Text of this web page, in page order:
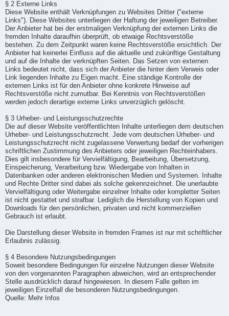
§ 2 Externe Links
Diese Website enthält Verknüpfungen zu Websites Dritter ("externe
Links"). Diese Websites unterliegen der Haftung der jeweiligen Betreiber.
Der Anbieter hat bei der erstmaligen Verknüpfung der externen Links die
fremden Inhalte daraufhin überprüft, ob etwaige Rechtsverstöße
bestehen. Zu dem Zeitpunkt waren keine Rechtsverstöße ersichtlich. Der
Anbieter hat keinerlei Einfluss auf die aktuelle und zukünftige Gestaltung
und auf die Inhalte der verknüpften Seiten. Das Setzen von externen
Links bedeutet nicht, dass sich der Anbieter die hinter dem Verweis oder
Link liegenden Inhalte zu Eigen macht. Eine ständige Kontrolle der
externen Links ist für den Anbieter ohne konkrete Hinweise auf
Rechtsverstöße nicht zumutbar. Bei Kenntnis von Rechtsverstößen
werden jedoch derartige externe Links unverzüglich gelöscht.
§ 3 Urheber- und Leistungsschutzrechte
Die auf dieser Website veröffentlichten Inhalte unterliegen dem deutschen
Urheber- und Leistungsschutzrecht. Jede vom deutschen Urheber- und
Leistungsschutzrecht nicht zugelassene Verwertung bedarf der vorherigen
schriftlichen Zustimmung des Anbieters oder jeweiligen Rechteinhabers.
Dies gilt insbesondere für Vervielfältigung, Bearbeitung, Übersetzung,
Einspeicherung, Verarbeitung bzw. Wiedergabe von Inhalten in
Datenbanken oder anderen elektronischen Medien und Systemen. Inhalte
und Rechte Dritter sind dabei als solche gekennzeichnet. Die unerlaubte
Vervielfältigung oder Weitergabe einzelner Inhalte oder kompletter Seiten
ist nicht gestattet und strafbar. Lediglich die Herstellung von Kopien und
Downloads für den persönlichen, privaten und nicht kommerziellen
Gebrauch ist erlaubt.
Die Darstellung dieser Website in fremden Frames ist nur mit schriftlicher
Erlaubnis zulässig.
§ 4 Besondere Nutzungsbedingungen
Soweit besondere Bedingungen für einzelne Nutzungen dieser Website
von den vorgenannten Paragraphen abweichen, wird an entsprechender
Stelle ausdrücklich darauf hingewiesen. In diesem Falle gelten im
jeweiligen Einzelfall die besonderen Nutzungsbedingungen.
Quelle: Mehr Infos